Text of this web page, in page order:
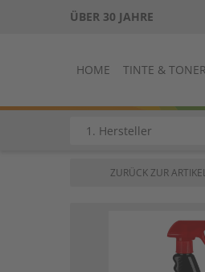
ÜBER 30 JAHRE
HOME TINTE & TONER
ZURÜCK ZUR